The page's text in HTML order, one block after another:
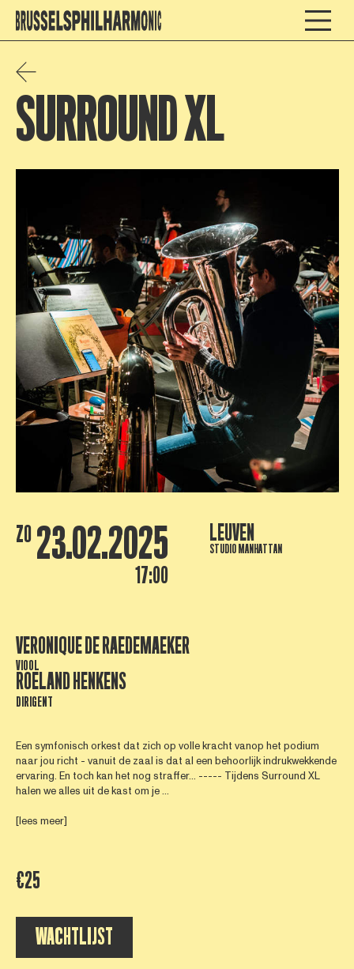
SURROUND XL
ZO 23.02.2025
17:00
LEUVEN
STUDIO MANHATTAN
VERONIQUE DE RAEDEMAEKER
VIOOL
ROELAND HENKENS
DIRIGENT
Een symfonisch orkest dat zich op volle kracht vanop het podium
naar jou richt - vanuit de zaal is dat al een behoorlijk indrukwekkende
ervaring. En toch kan het nog straffer... ----- Tijdens Surround XL
halen we alles uit de kast om je ...
[lees meer]
€25
WACHTLIJST